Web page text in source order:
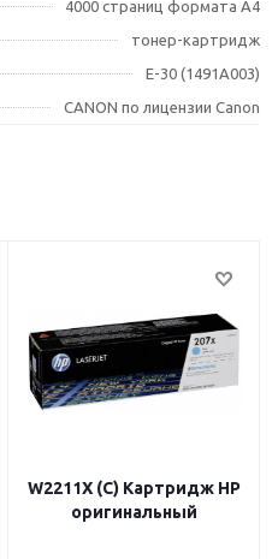
4000 страниц формата А4
тонер-картридж
E-30 (1491A003)
CANON по лицензии Canon
W2211X (C) Картридж HP
оригинальный